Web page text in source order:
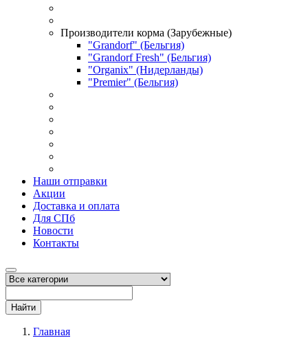
Производители корма (Зарубежные)
"Grandorf" (Бельгия)
"Grandorf Fresh" (Бельгия)
"Organix" (Нидерланды)
"Premier" (Бельгия)
Наши отправки
Акции
Доставка и оплата
Для СПб
Новости
Контакты
Найти
Главная